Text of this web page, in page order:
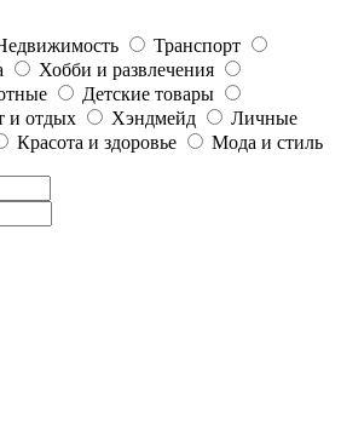
Транспорт
Хобби и развлечения
Детские товары
и отдых Хэндмейд
Личные
Красота и здоровье
Мода и стиль